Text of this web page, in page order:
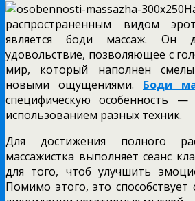
распространенным видом
является боди массаж. Он
удовольствие, позволяющее с
мир, который наполнен
новыми ощущениями. Боди
специфическую особенность
использованием разных техник.
Для достижения полного
массажистка выполняет сеанс
для того, чтоб улучшить
Помимо этого, это способствует